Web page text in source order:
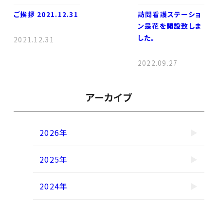
ご挨拶 2021.12.31
2021.12.31
訪問看護ステーショ
ン是花を開設致しま
した。
2022.09.27
アーカイブ
2026年
2025年
2024年